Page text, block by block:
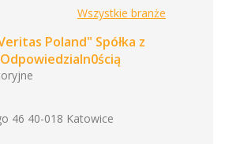
Wszystkie branże
Poland" Spółka z
46 40-018 Katowice